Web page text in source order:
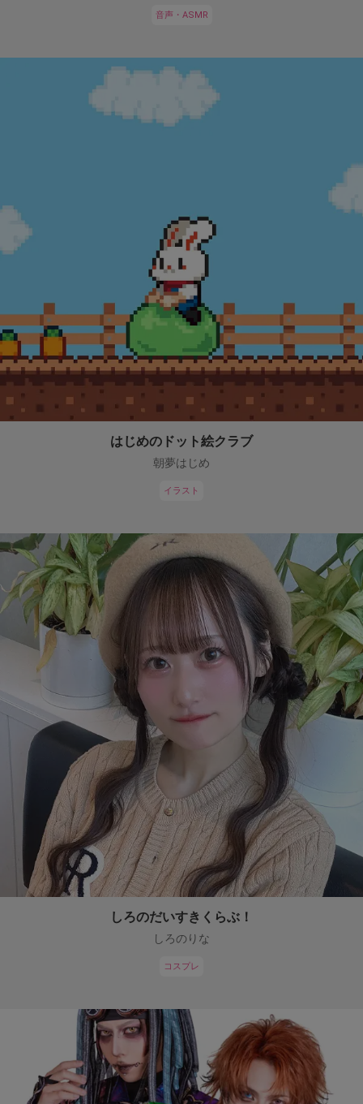
音声・ASMR
はじめのドット絵クラブ
朝夢はじめ
イラスト
しろのだいすきくらぶ！
しろのりな
コスプレ